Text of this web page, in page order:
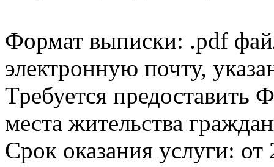
Формат выписки: .pdf
электронную почту,
Требуется
места жительства
Срок оказания услуги: от